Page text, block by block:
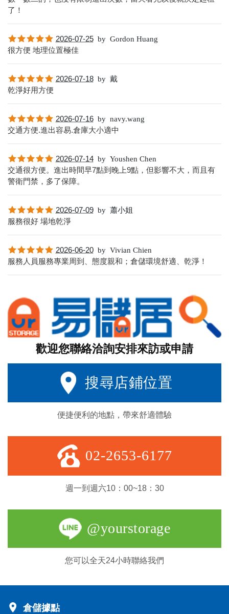
了！
2026-07-25 by Gordon Huang
很方便 地理位置極佳
2026-07-18 by 戴
乾淨好用方便
2026-07-16 by navy.wang
交通方便.進出容易.倉庫大小適中
2026-07-14 by Youshen Chen
交通很方便。進出時間早7點到晚上9點，但影響不大，而且有
警衛門禁，多了保障。
2026-07-09 by 蕭小姐
服務很好 場地乾淨
2026-06-20 by Vivian Chien
服務人員服務專業周到、態度親和；倉儲環境舒適、乾淨！
歡迎您聯絡洽詢安排來訪或申請
搜尋店鋪位置
便捷便利的地點，帶來舒適體驗
02-2653-6177
週一到週六10：00~18：30
@yourstorage
您可以全天24小時聯絡我們
倉儲據點